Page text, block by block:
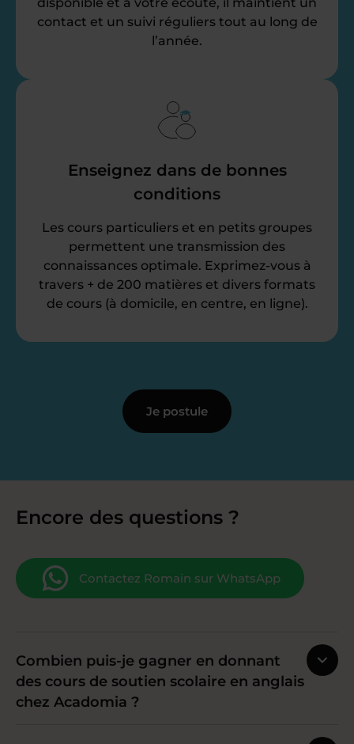
disponible et à votre écoute, il maintient un
contact et un suivi réguliers tout au long de
l’année.
Enseignez dans de bonnes
conditions
Les cours particuliers et en petits groupes
permettent une transmission des
connaissances optimale. Exprimez-vous à
travers + de 200 matières et divers formats
de cours (à domicile, en centre, en ligne).
Je postule
Encore des questions ?
Contactez Romain sur WhatsApp
Combien puis-je gagner en donnant
des cours de soutien scolaire en anglais
chez Acadomia ?